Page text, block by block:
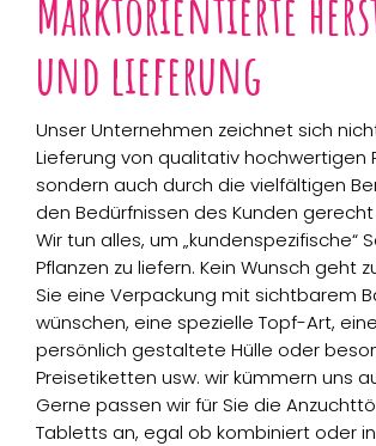
und lieferung
Unser Unternehmen zeichnet sich
Lieferung von qualitativ hochwertigen
sondern auch durch die vielfältigen
den Bedürfnissen des Kunden
Wir tun alles, um „kundenspezifische“
Pflanzen zu liefern. Kein Wunsch geht
Sie eine Verpackung mit sichtbarem
wünschen, eine spezielle Topf-Art,
persönlich gestaltete Hülle oder
Preisetiketten usw. wir kümmern uns
Gerne passen wir für Sie die
Tabletts an, egal ob kombiniert oder